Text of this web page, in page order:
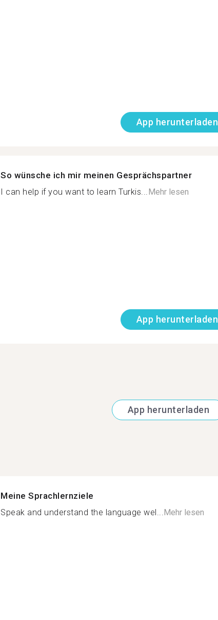
App herunterladen
So wünsche ich mir meinen Gesprächspartner
I can help if you want to learn Turkis...Mehr lesen
App herunterladen
App herunterladen
Meine Sprachlernziele
Speak and understand the language wel... Mehr lesen